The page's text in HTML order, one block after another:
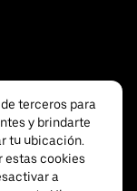
terceros para
y brindarte
tu ubicación.
estas cookies
a